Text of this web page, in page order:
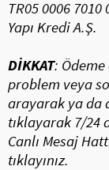
TR05 0006 7010
Yapı Kredi A.Ş.
DİKKAT:
problem veya
arayarak ya da
tıklayarak 7/24
Canlı Mesaj
tıklayınız.